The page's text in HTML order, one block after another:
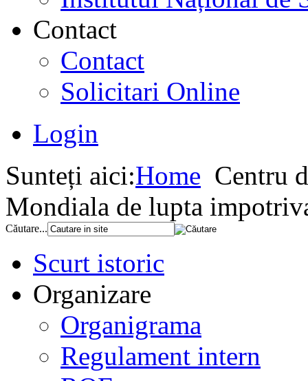
Contact
Contact
Solicitari Online
Login
Sunteți aici:Home Centru
Mondiala de lupta
Căutare...
Scurt istoric
Organizare
Organigrama
Regulament intern